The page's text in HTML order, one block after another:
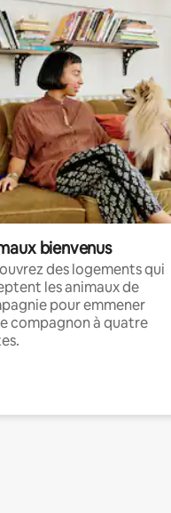
bienvenus
des logements qui
les animaux de
pour emmener
compagnon à quatre